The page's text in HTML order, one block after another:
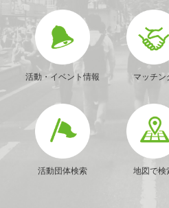
活動・イベント情報 マッチン
活動団体検索 地図で検